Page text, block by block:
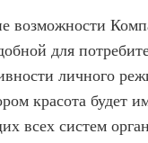
возможности
для
личного
красота
всех систем